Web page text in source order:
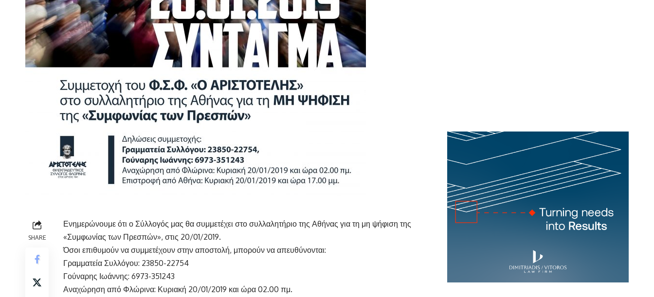
SHARE
Ενημερώνουμε ότι ο Σύλλογός μας θα συμμετέχει στο συλλαλητήριο της Αθήνας για τη μη ψήφιση της
«Συμφωνίας των Πρεσπών», στις 20/01/2019.
Όσοι επιθυμούν να συμμετέχουν στην αποστολή, μπορούν να απευθύνονται:
Γραμματεία Συλλόγου: 23850-22754
Γούναρης Ιωάννης: 6973-351243
Αναχώρηση από Φλώρινα: Κυριακή 20/01/2019 και ώρα 02.00 πμ.